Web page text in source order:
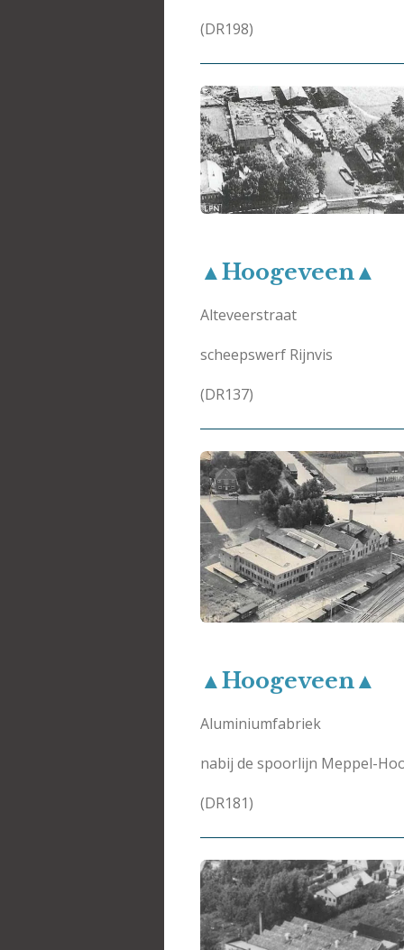
(DR198)
▲Hoogeveen▲
Alteveerstraat
scheepswerf Rijnvis
(DR137)
▲Hoogeveen▲
Aluminiumfabriek
nabij de spoorlijn Meppel-
(DR181)